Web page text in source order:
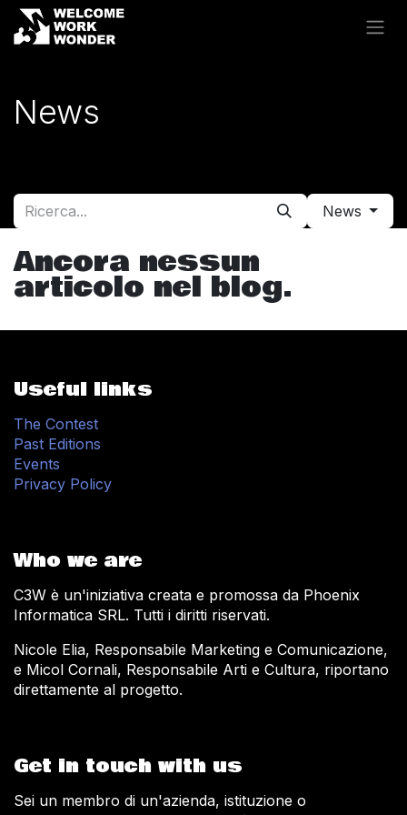
Passa al contenuto
News
News
Ancora nessun
articolo nel blog.
Useful links
The Contest
Past Editions
Events
Privacy Policy
Who we are
C3W è un'iniziativa creata e promossa da Phoenix
Informatica SRL. Tutti i diritti riservati.
Nicole Elia, Responsabile Marketing e Comunicazione,
e Micol Cornali, Responsabile Arti e Cultura, riportano
direttamente al progetto.
Get in touch with us
Sei un membro di un'azienda, istituzione o